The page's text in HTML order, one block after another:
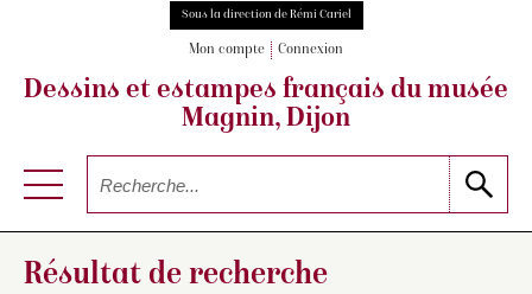
Sous la direction de Rémi Cariel
Mon compte Connexion
Dessins et estampes français du musée
Magnin, Dijon
Résultat de recherche